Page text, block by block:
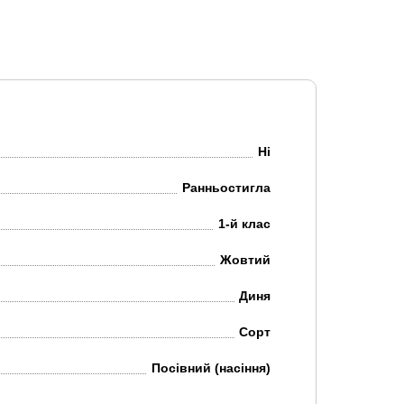
Ні
Ранньостигла
1-й клас
Жовтий
Диня
Сорт
Посівний (насіння)